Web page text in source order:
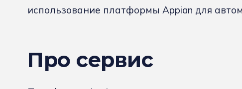
использование платформы Appian для
Про сервис